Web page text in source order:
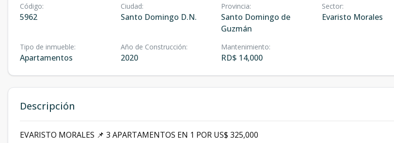
Código:
5962
Ciudad:
Santo Domingo D.N.
Provincia:
Santo Domingo de
Guzmán
Sector:
Evaristo Morales
Tipo de inmueble:
Apartamentos
Año de Construcción:
2020
Mantenimiento:
RD$ 14,000
Descripción
EVARISTO MORALES 📌 3 APARTAMENTOS EN 1 POR US$ 325,000